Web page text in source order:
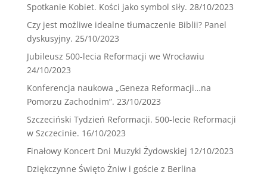
Spotkanie Kobiet. Kości jako symbol siły. 28/10/2023
Czy jest możliwe idealne tłumaczenie Biblii? Panel
dyskusyjny. 25/10/2023
Jubileusz 500-lecia Reformacji we Wrocławiu
24/10/2023
Konferencja naukowa „Geneza Reformacji…na
Pomorzu Zachodnim”. 23/10/2023
Szczeciński Tydzień Reformacji. 500-lecie Reformacji
w Szczecinie. 16/10/2023
Finałowy Koncert Dni Muzyki Żydowskiej 12/10/2023
Dziękczynne Święto Żniw i goście z Berlina